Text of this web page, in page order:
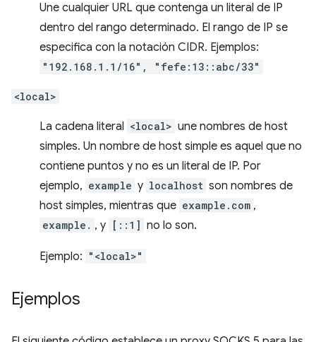
Une cualquier URL que contenga un literal de IP
dentro del rango determinado. El rango de IP se
especifica con la notación CIDR. Ejemplos:
"192.168.1.1/16", "fefe:13::abc/33"
<local>
La cadena literal <local> une nombres de host
simples. Un nombre de host simple es aquel que no
contiene puntos y no es un literal de IP. Por
ejemplo, example y localhost son nombres de
host simples, mientras que example.com ,
example. , y [::1] no lo son.
Ejemplo: "<local>"
Ejemplos